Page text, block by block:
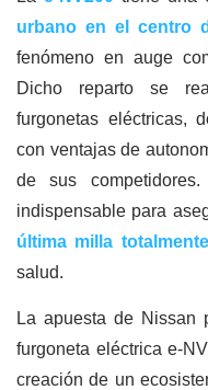
urbano en el centro
fenómeno en auge
Dicho reparto se
furgonetas eléctricas,
con ventajas de
de sus
indispensable para
última milla
salud.
La apuesta de Nissan
furgoneta eléctrica e-
creación de un